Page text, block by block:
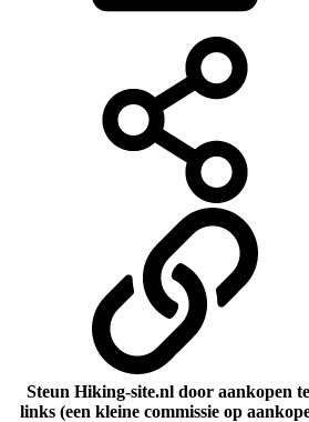
Steun Hiking-site.nl door aankopen
links (een kleine commissie op